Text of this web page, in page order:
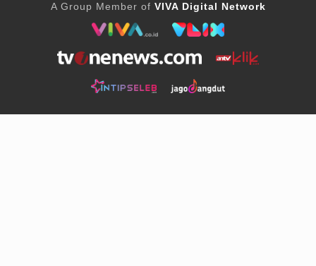
A Group Member of VIVA Digital Network